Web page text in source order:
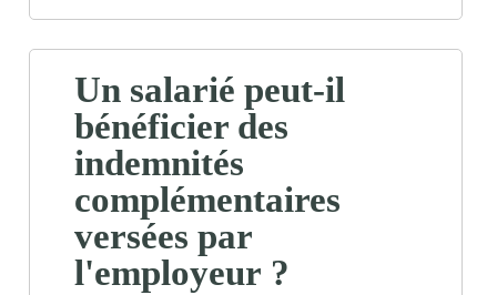
Un salarié peut-il
bénéficier des
indemnités
complémentaires
versées par
l'employeur ?